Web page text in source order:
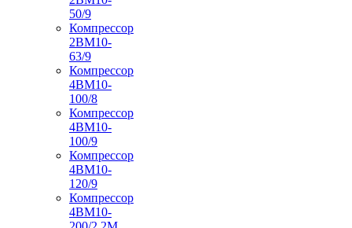
50/9
Компрессор
2ВМ10-
63/9
Компрессор
4ВМ10-
100/8
Компрессор
4ВМ10-
100/9
Компрессор
4ВМ10-
120/9
Компрессор
4ВМ10-